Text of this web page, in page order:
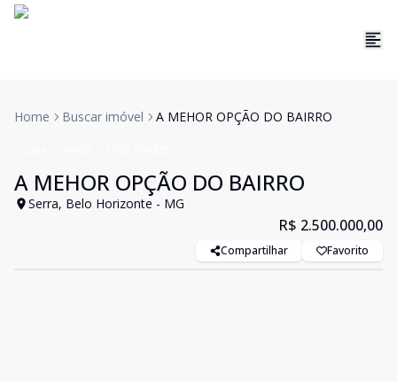
Home Buscar imóvel A MEHOR OPÇÃO DO BAIRRO
A MEHOR OPÇÃO DO BAIRRO
Serra, Belo Horizonte - MG
R$ 2.500.000,00
Compartilhar Favorito